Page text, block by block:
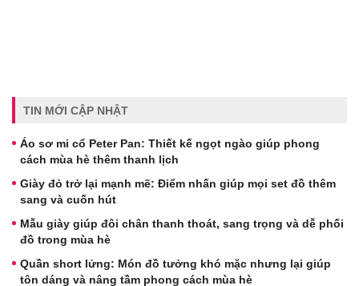
TIN MỚI CẬP NHẬT
Áo sơ mi cổ Peter Pan: Thiết kế ngọt ngào giúp phong
cách mùa hè thêm thanh lịch
Giày đỏ trở lại mạnh mẽ: Điểm nhấn giúp mọi set đồ thêm
sang và cuốn hút
Mẫu giày giúp đôi chân thanh thoát, sang trọng và dễ phối
đồ trong mùa hè
Quần short lửng: Món đồ tưởng khó mặc nhưng lại giúp
tôn dáng và nâng tầm phong cách mùa hè